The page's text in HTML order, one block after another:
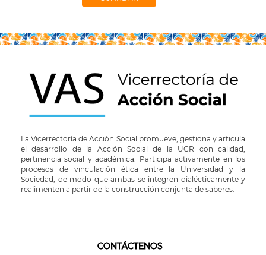
La Vicerrectoría de Acción Social promueve, gestiona y articula
el desarrollo de la Acción Social de la UCR con calidad,
pertinencia social y académica. Participa activamente en los
procesos de vinculación ética entre la Universidad y la
Sociedad, de modo que ambas se integren dialécticamente y
realimenten a partir de la construcción conjunta de saberes.
CONTÁCTENOS